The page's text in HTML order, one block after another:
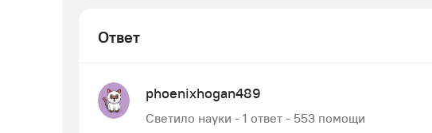
Ответ
phoenixhogan489
Светило науки - 1 ответ - 553 помощи